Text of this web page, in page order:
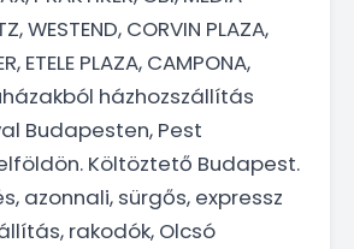
WESTEND, CORVIN PLAZA,
ETELE PLAZA, CAMPONA,
házhozszállítás
Budapesten, Pest
Költöztető Budapest.
azonnali, sürgős, expressz
rakodók, Olcsó